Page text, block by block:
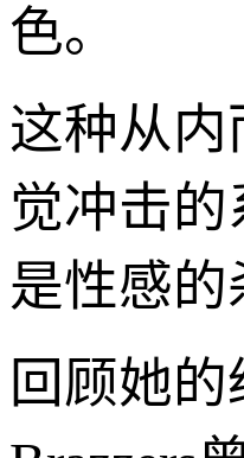
色。
这种从内
觉冲击
是性感
回顾她